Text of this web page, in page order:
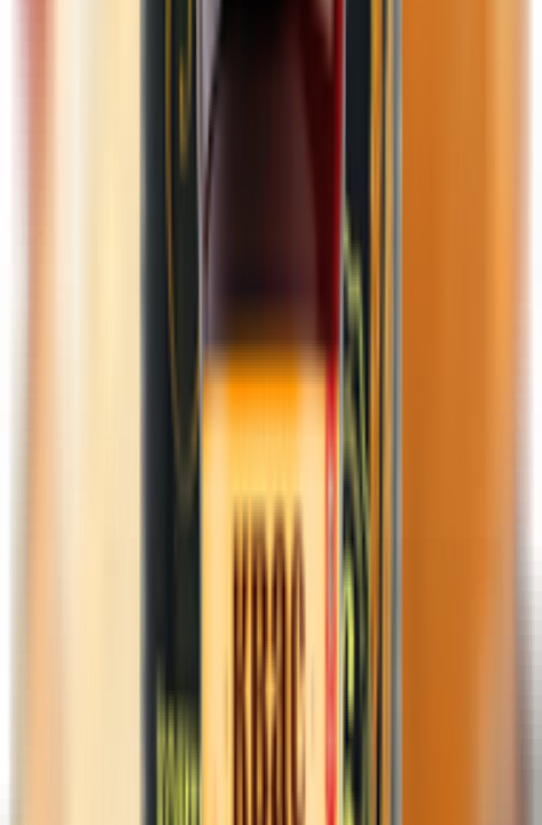
Макаронные изделия быстрого приготовления
Пищевые концентраты
Сухие завтраки
Хлопья, каши
Чипсы, снеки, соломка
Детские молочные продукты
Заменители молока, смеси
Пюре, консервы
Соки, напитки, чай
Сухие завтраки, печенье, снеки
Корм для кошек
Корм для собак
Наполнители
Сезонные товары